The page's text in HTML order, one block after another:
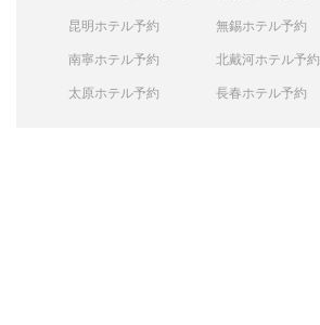
昆明ホテル予約 無錫ホテル予約
南寧ホテル予約 北戴河ホテル予約
太原ホテル予約 長春ホテル予約